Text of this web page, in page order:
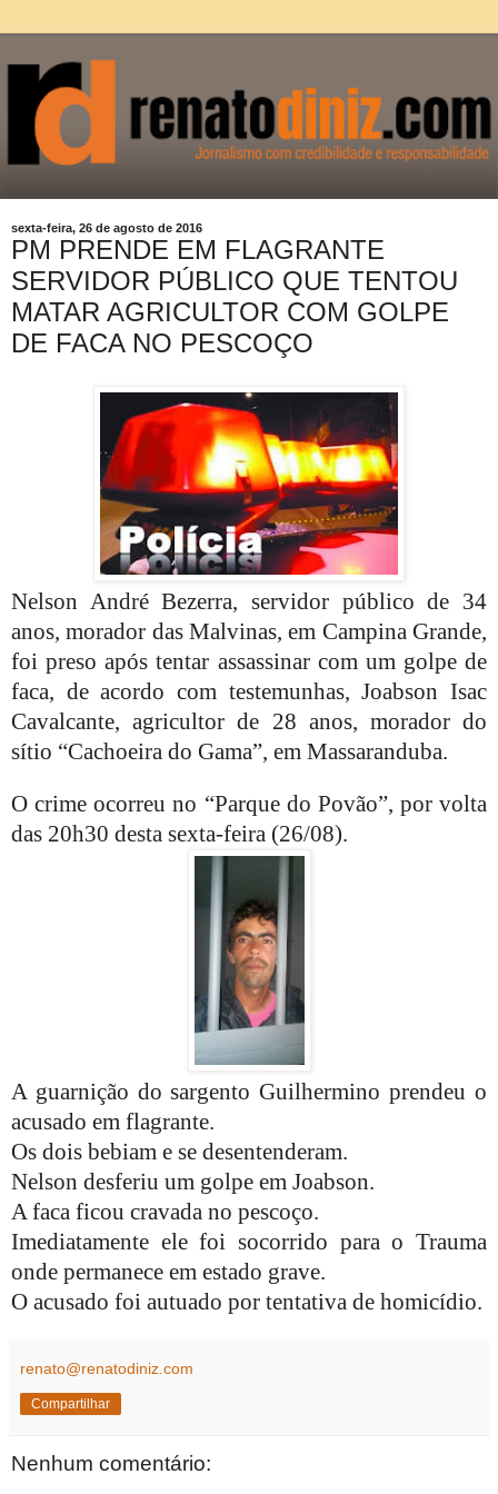
sexta-feira, 26 de agosto de 2016
PM PRENDE EM FLAGRANTE
SERVIDOR PÚBLICO QUE TENTOU
MATAR AGRICULTOR COM GOLPE
DE FACA NO PESCOÇO
Nelson André Bezerra, servidor público de 34
anos, morador das Malvinas, em Campina Grande,
foi preso após tentar assassinar com um golpe de
faca, de acordo com testemunhas, Joabson Isac
Cavalcante, agricultor de 28 anos, morador do
sítio “Cachoeira do Gama”, em Massaranduba.
O crime ocorreu no “Parque do Povão”, por volta
das 20h30 desta sexta-feira (26/08).
A guarnição do sargento Guilhermino prendeu o
acusado em flagrante.
Os dois bebiam e se desentenderam.
Nelson desferiu um golpe em Joabson.
A faca ficou cravada no pescoço.
Imediatamente ele foi socorrido para o Trauma
onde permanece em estado grave.
O acusado foi autuado por tentativa de homicídio.
renato@renatodiniz.com
Compartilhar
Nenhum comentário: